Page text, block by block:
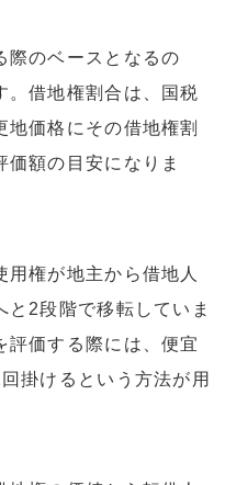
際のベースとなるの
。借地権割合は、国税
価格にその借地権割
額の目安になりま
権が地主から借地人
と2段階で移転していま
評価する際には、便宜
掛けるという方法が用